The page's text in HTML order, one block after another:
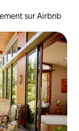
sur Airbnb